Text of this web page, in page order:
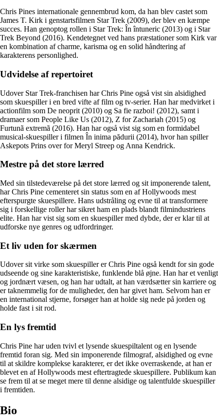
Chris Pines internationale gennembrud kom, da han blev castet som
James T. Kirk i genstartsfilmen Star Trek (2009), der blev en kæmpe
succes. Han genoptog rollen i Star Trek: În întuneric (2013) og i Star
Trek Beyond (2016). Kendetegnet ved hans præstationer som Kirk var
en kombination af charme, karisma og en solid håndtering af
karakterens personlighed.
Udvidelse af repertoiret
Udover Star Trek-franchisen har Chris Pine også vist sin alsidighed
som skuespiller i en bred vifte af film og tv-serier. Han har medvirket i
actionfilm som De neoprit (2010) og Sa fie razboi! (2012), samt i
dramaer som People Like Us (2012), Z for Zachariah (2015) og
Furtunã extremã (2016). Han har også vist sig som en formidabel
musical-skuespiller i filmen În inima pădurii (2014), hvor han spiller
Askepots Prins over for Meryl Streep og Anna Kendrick.
Mestre på det store lærred
Med sin tilstedeværelse på det store lærred og sit imponerende talent,
har Chris Pine cementeret sin status som en af Hollywoods mest
efterspurgte skuespillere. Hans udstråling og evne til at transformere
sig i forskellige roller har sikret ham en plads blandt filmindustriens
elite. Han har vist sig som en skuespiller med dybde, der er klar til at
udforske nye genres og udfordringer.
Et liv uden for skærmen
Udover sit virke som skuespiller er Chris Pine også kendt for sin gode
udseende og sine karakteristiske, funklende blå øjne. Han har et venligt
og jordnært væsen, og han har udtalt, at han værdsætter sin karriere og
er taknemmelig for de muligheder, den har givet ham. Selvom han er
en international stjerne, forsøger han at holde sig nede på jorden og
holde fast i sit rod.
En lys fremtid
Chris Pine har uden tvivl et lysende skuespiltalent og en lysende
fremtid foran sig. Med sin imponerende filmograf, alsidighed og evne
til at skildre komplekse karakterer, er det ikke overraskende, at han er
blevet en af ​​Hollywoods mest eftertragtede skuespillere. Publikum kan
se frem til at se meget mere til denne alsidige og talentfulde skuespiller
i fremtiden.
Bio